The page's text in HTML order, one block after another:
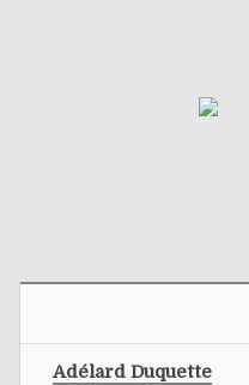
Adélard Duquette